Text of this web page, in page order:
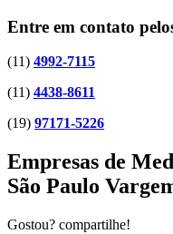
Entre em contato
(11) 4992-7115
(11) 4438-8611
(19) 97171-5226
Empresas de
São Paulo
Gostou? compartilhe!